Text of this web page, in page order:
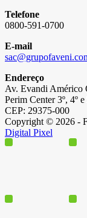
Telefone
0800-591-0700
E-mail
Endereço
Av. Evandi Américo
Perim Center 3º, 4º
CEP: 29375-000
Copyright © 2026 -
Digital Pixel